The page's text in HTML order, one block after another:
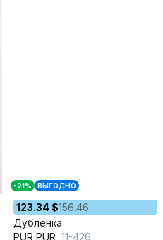
-21% ВЫГОДНО
123.34 $156.46
Дубленка
PUR PUR 11-426